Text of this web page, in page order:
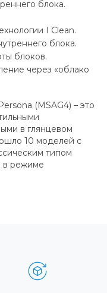
блока.
I Clean.
блока.
блоков.
через «облако
(MSAG4) – это
в глянцевом
10 моделей с
типом
в режиме